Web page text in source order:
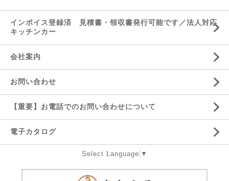
インボイス登録済 見積書・領収書発行可能です／法人対応
キッチンカー
会社案内
お問い合わせ
【重要】お電話でのお問い合わせについて
電子カタログ
Select Language ▼